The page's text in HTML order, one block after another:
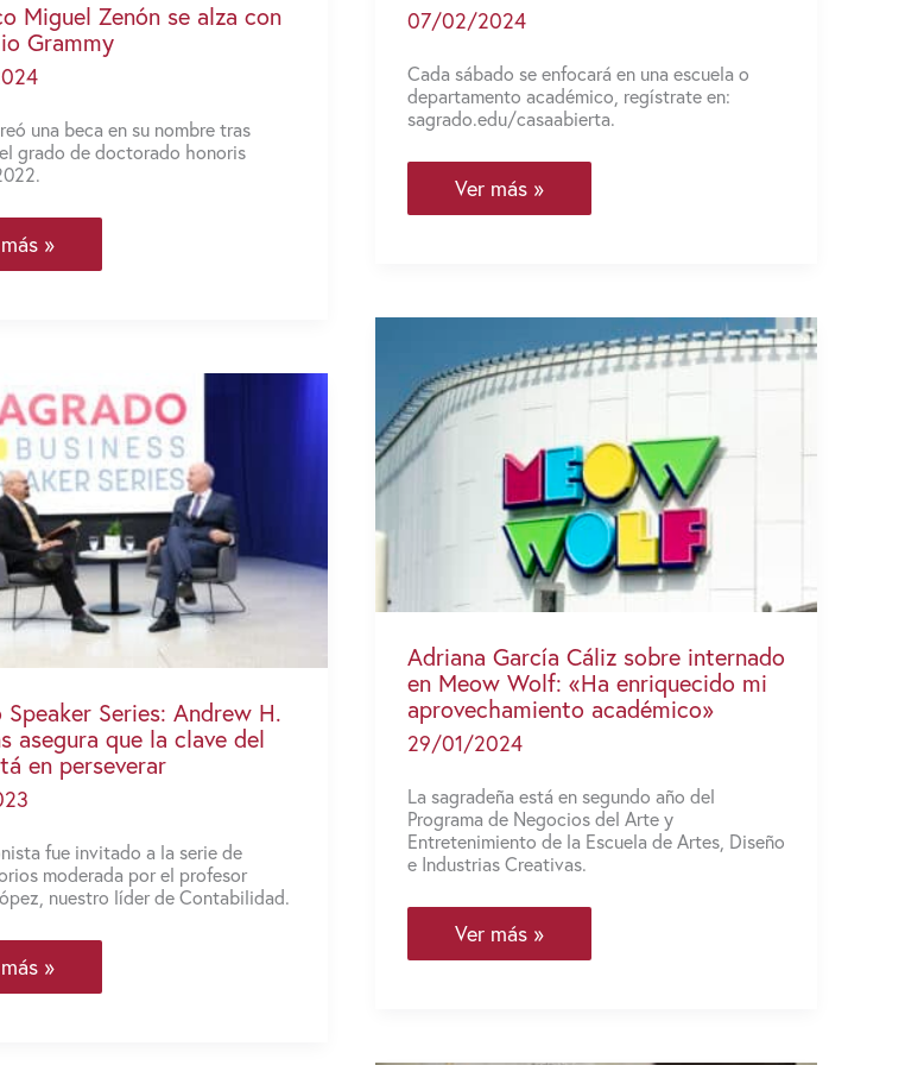
07/02/2024
Cada sábado se enfocará en una escuela o
departamento académico, regístrate en:
sagrado.edu/casaabierta.
Tenemos
una
ti
el
y
marzo
Ver más »
Miguel Zenón se alza con
Grammy
una beca en su nombre tras
grado de doctorado honoris
»
Adriana García Cáliz sobre internado
en Meow Wolf: «Ha enriquecido mi
aprovechamiento académico»
29/01/2024
La sagradeña está en segundo año del
Programa de Negocios del Arte y
Entretenimiento de la Escuela de Artes, Diseño
e Industrias Creativas.
Adriana
García
Ver más »
Speaker Series: Andrew H.
asegura que la clave del
en perseverar
fue invitado a la serie de
moderada por el profesor
nuestro líder de Contabilidad.
»